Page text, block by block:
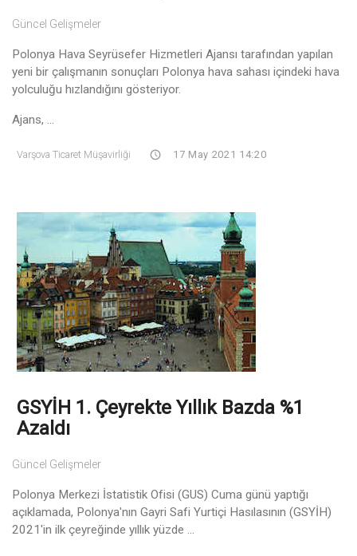
Güncel Gelişmeler
Polonya Hava Seyrüsefer Hizmetleri Ajansı tarafından yapılan
yeni bir çalışmanın sonuçları Polonya hava sahası içindeki hava
yolculuğu hızlandığını gösteriyor.
Ajans, ...
Varşova Ticaret Müşavirliği 17 May 2021 14:20
GSYİH 1. Çeyrekte Yıllık Bazda %1
Azaldı
Güncel Gelişmeler
Polonya Merkezi İstatistik Ofisi (GUS) Cuma günü yaptığı
açıklamada, Polonya'nın Gayri Safi Yurtiçi Hasılasının (GSYİH)
2021'in ilk çeyreğinde yıllık yüzde ...